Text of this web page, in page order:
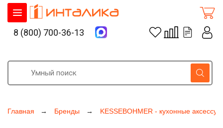
Главная Бренды KESSEBOHMER - кухонные
8 (800) 700-36-13